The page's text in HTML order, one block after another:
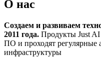
О нас
Создаем и развиваем
2011 года. Продукты Just AI
ПО и проходят регулярные
инфраструктуры